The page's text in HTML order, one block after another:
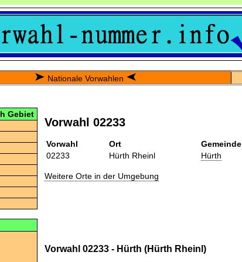
Nationale Vorwahlen
Gebiet
Vorwahl 02233
Vorwahl Ort
Gemeinde
02233
Hürth Rheinl Hürth
Weitere Orte in der Umgebung
Vorwahl 02233 - Hürth (Hürth Rheinl)